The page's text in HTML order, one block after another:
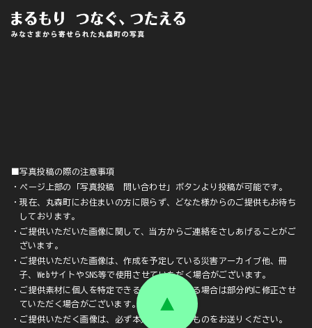
■写真投稿の際の注意事項
・ページ上部の「写真投稿 問い合わせ」ボタンより投稿が可能です。
・現在、丸森町にお住まいの方に限らず、どなた様からのご提供もお待ち
しております。
・ご提供いただいた画像に関して、当方からご連絡をさしあげることがご
ざいます。
・ご提供いただいた画像は、作成を予定している災害アーカイブ他、冊
子、WebサイトやSNS等で使用させていただく場合がございます。
・ご提供素材に個人を特定できる顔や文字が入る場合は部分的に修正させ
ていただく場合がございます。
・ご提供いただく画像は、必ず本人が撮影したものをお送りください。